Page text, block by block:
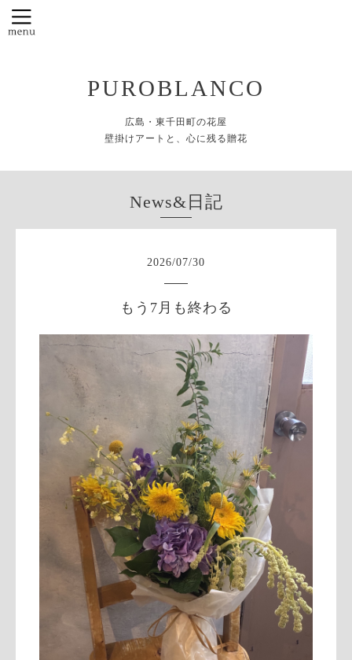
PUROBLANCO
広島・東千田町の花屋
壁掛けアートと、心に残る贈花
News&日記
2026/07/30
もう7月も終わる